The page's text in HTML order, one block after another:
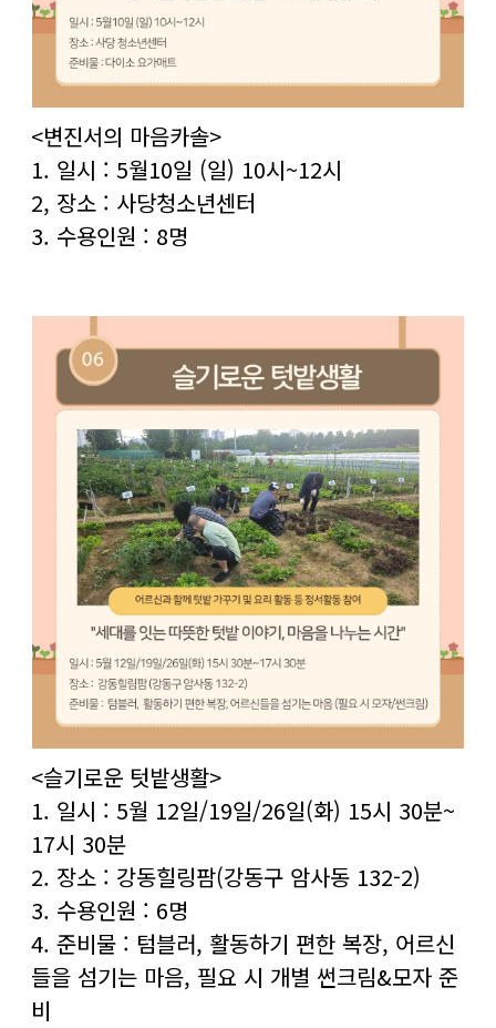
<변진서의 마음카솔>
1. 일시 : 5월10일 (일) 10시~12시
2, 장소 : 사당청소년센터
3. 수용인원 : 8명
<슬기로운 텃밭생활>
1. 일시 : 5월 12일/19일/26일(화) 15시 30분~
17시 30분
2. 장소 : 강동힐링팜(강동구 암사동 132-2)
3. 수용인원 : 6명
4. 준비물 : 텀블러, 활동하기 편한 복장, 어르신
들을 섬기는 마음, 필요 시 개별 썬크림&모자 준
비